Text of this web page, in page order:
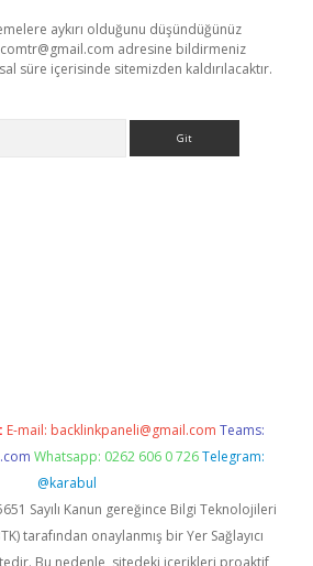
aykırı olduğunu düşündüğünüz
adresine bildirmeniz
süre içerisinde sitemizden kaldırılacaktır.
E-mail: backlinkpaneli@gmail.com Teams:
Whatsapp: 0262 606 0 726 Telegram:
@karabul
Sayılı Kanun gereğince Bilgi Teknolojileri
tarafından onaylanmış bir Yer Sağlayıcı
Bu nedenle, sitedeki içerikleri proaktif